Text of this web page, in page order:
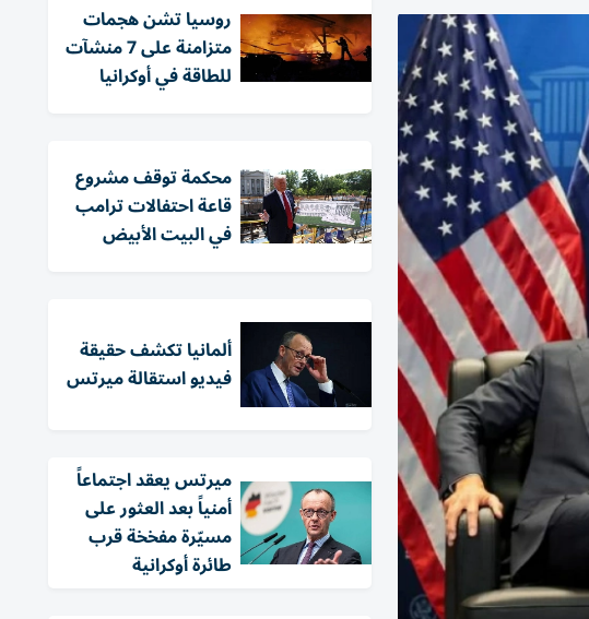
روسيا تشن هجمات
متزامنة على 7 منشآت
للطاقة في أوكرانيا
محكمة توقف مشروع
قاعة احتفالات ترامب
في البيت الأبيض
ألمانيا تكشف حقيقة
فيديو استقالة ميرتس
ميرتس يعقد اجتماعاً
أمنياً بعد العثور على
مسيّرة مفخخة قرب
طائرة أوكرانية